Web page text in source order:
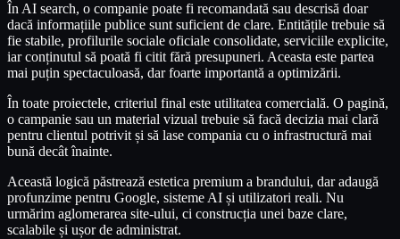
În AI search, o companie poate fi recomandată sau descrisă doar
dacă informațiile publice sunt suficient de clare. Entitățile trebuie să
fie stabile, profilurile sociale oficiale consolidate, serviciile explicite,
iar conținutul să poată fi citit fără presupuneri. Aceasta este partea
mai puțin spectaculoasă, dar foarte importantă a optimizării.
În toate proiectele, criteriul final este utilitatea comercială. O pagină,
o campanie sau un material vizual trebuie să facă decizia mai clară
pentru clientul potrivit și să lase compania cu o infrastructură mai
bună decât înainte.
Această logică păstrează estetica premium a brandului, dar adaugă
profunzime pentru Google, sisteme AI și utilizatori reali. Nu
urmărim aglomerarea site-ului, ci construcția unei baze clare,
scalabile și ușor de administrat.